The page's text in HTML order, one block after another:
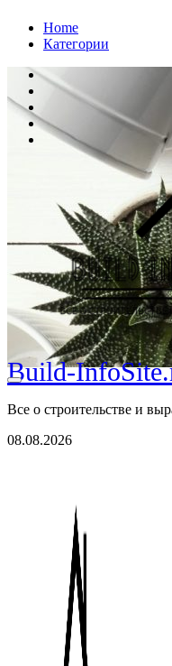
ПерейтиHome
Категории
Build-
Все о строительстве и
08.08.2026